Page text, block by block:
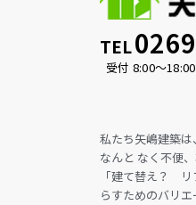
TEL
受付 8:00〜
私たち矢嶋建築
なんと なく不便
「建て替え？
らすためのバリ